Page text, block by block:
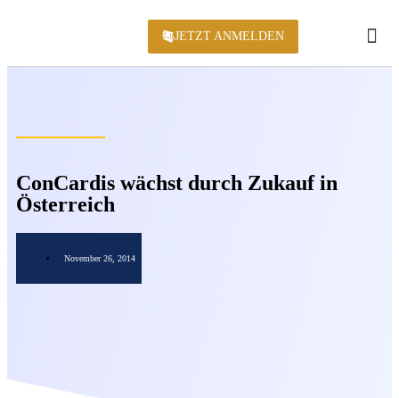
JETZT ANMELDEN
ConCardis wächst durch Zukauf in
Österreich
November 26, 2014